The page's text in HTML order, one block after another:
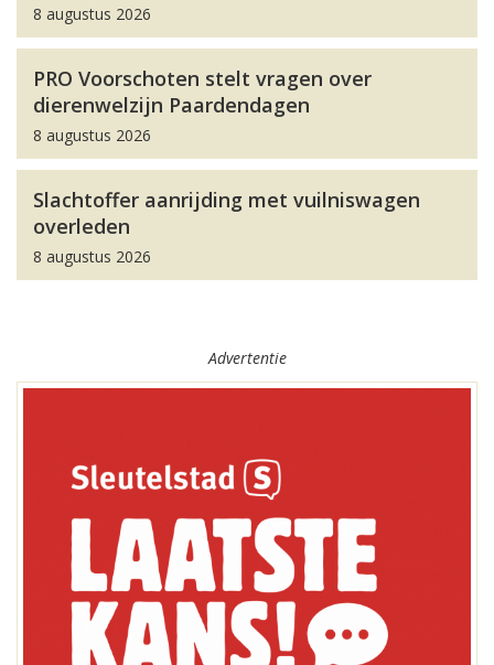
8 augustus 2026
PRO Voorschoten stelt vragen over
dierenwelzijn Paardendagen
8 augustus 2026
Slachtoffer aanrijding met vuilniswagen
overleden
8 augustus 2026
Advertentie